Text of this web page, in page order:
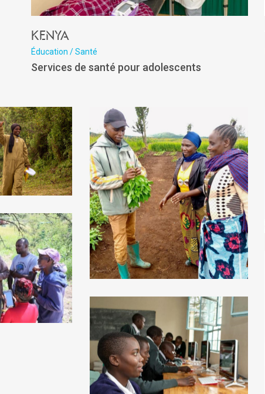
Kenya
Éducation / Santé
Services de santé pour adolescents